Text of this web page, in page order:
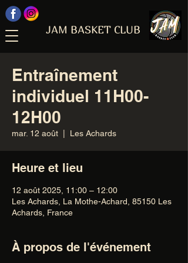
JAM BASKET CLUB
Entraînement
individuel 11H00-
12H00
mar. 12 août Les Achards
Heure et lieu
12 août 2025, 11:00 – 12:00
Les Achards, La Mothe-Achard, 85150 Les
Achards, France
À propos de l'événement